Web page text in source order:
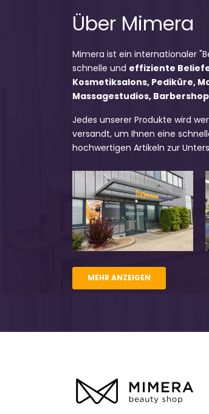
Über Mimera
Mimera ist ein internationaler
schnelle und effiziente
Kosmetiksalons, Pediküre,
Massagestudios,
Jedes unserer Produkte wird
versandt, um Ihnen eine
hochwertigen Artikeln zur
MEHR ANZEIGEN